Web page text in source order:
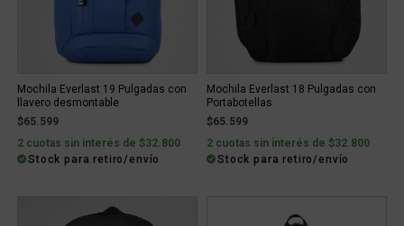
Mochila Everlast 19 Pulgadas con
llavero desmontable
$65.599
2 cuotas sin interés de $32.800
Stock para retiro/envío
Mochila Everlast 18 Pulgadas con
Portabotellas
$65.599
2 cuotas sin interés de $32.800
Stock para retiro/envío